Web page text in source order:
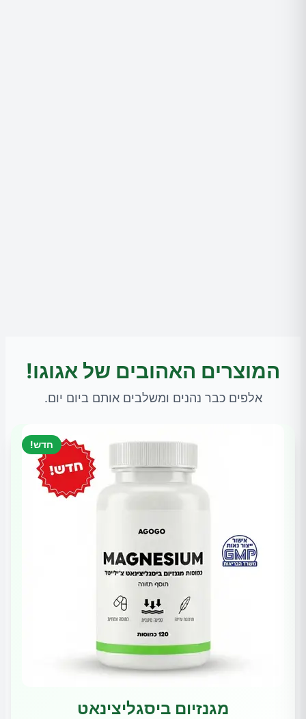
המוצרים האהובים של אגוגו!
אלפים כבר נהנים ומשלבים אותם ביום יום.
חדש!
מגנזיום ביסגליצינאט